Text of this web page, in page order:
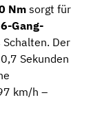
Nm sorgt für
6-Gang-
Der
Sekunden
km/h –